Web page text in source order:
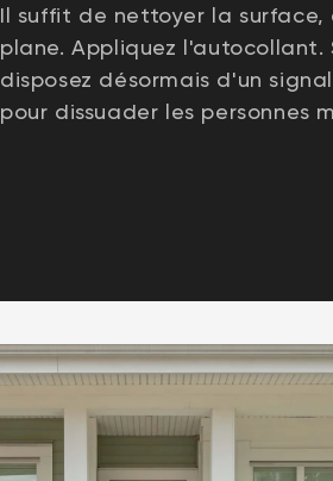
Il suffit de nettoyer la surface,
plane. Appliquez l'autocollant.
disposez désormais d'un
pour dissuader les personnes